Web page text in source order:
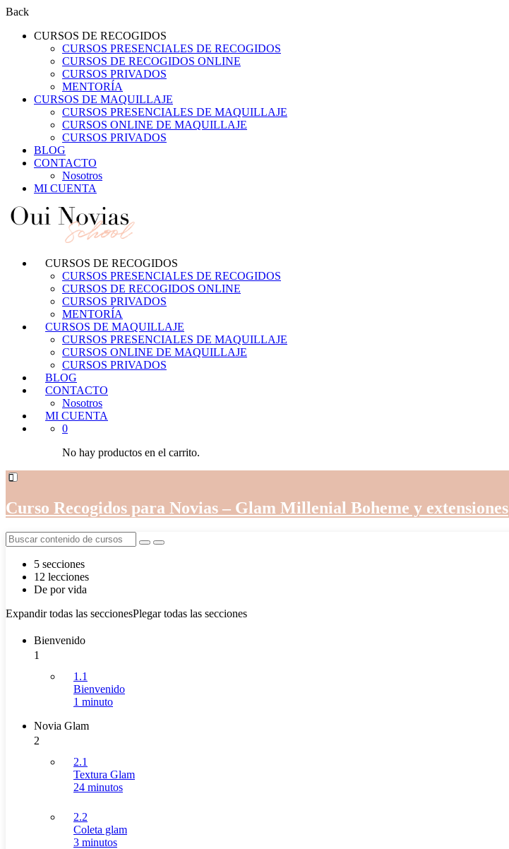
Back
CURSOS DE RECOGIDOS
CURSOS PRESENCIALES DE RECOGIDOS
CURSOS DE RECOGIDOS ONLINE
CURSOS PRIVADOS
MENTORÍA
CURSOS DE MAQUILLAJE
CURSOS PRESENCIALES DE MAQUILLAJE
CURSOS ONLINE DE MAQUILLAJE
CURSOS PRIVADOS
BLOG
CONTACTO
Nosotros
MI CUENTA
CURSOS DE RECOGIDOS
CURSOS PRESENCIALES DE RECOGIDOS
CURSOS DE RECOGIDOS ONLINE
CURSOS PRIVADOS
MENTORÍA
CURSOS DE MAQUILLAJE
CURSOS PRESENCIALES DE MAQUILLAJE
CURSOS ONLINE DE MAQUILLAJE
CURSOS PRIVADOS
BLOG
CONTACTO
Nosotros
MI CUENTA
0
No hay productos en el carrito.
Curso Recogidos para Novias – Glam Millenial Boheme y extensiones
5 secciones
12 lecciones
De por vida
Expandir todas las seccionesPlegar todas las secciones
Bienvenido
1
1.1
Bienvenido
1 minuto
Novia Glam
2
2.1
Textura Glam
24 minutos
2.2
Coleta glam
3 minutos